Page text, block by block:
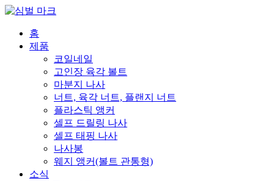
홈
제품
코일네일
고인장 육각 볼트
마분지 나사
너트, 육각 너트, 플랜지 너트
플라스틱 앵커
셀프 드릴링 나사
셀프 태핑 나사
나사봉
웨지 앵커(볼트 관통형)
소식